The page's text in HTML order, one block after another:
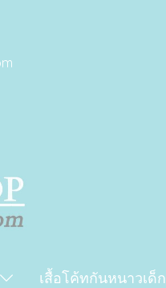
เสื้อโค้ทกันหนาวเด็ก